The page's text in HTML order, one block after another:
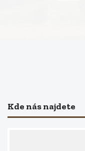
Kde nás najdete